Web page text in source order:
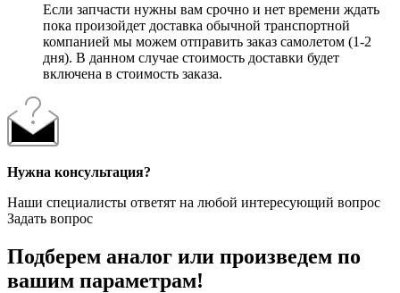
Если запчасти нужны вам срочно и нет времени ждать
пока произойдет доставка обычной транспортной
компанией мы можем отправить заказ самолетом (1-2
дня). В данном случае стоимость доставки будет
включена в стоимость заказа.
Нужна консультация?
Наши специалисты ответят на любой интересующий вопрос
Задать вопрос
Подберем аналог или произведем по
вашим параметрам!